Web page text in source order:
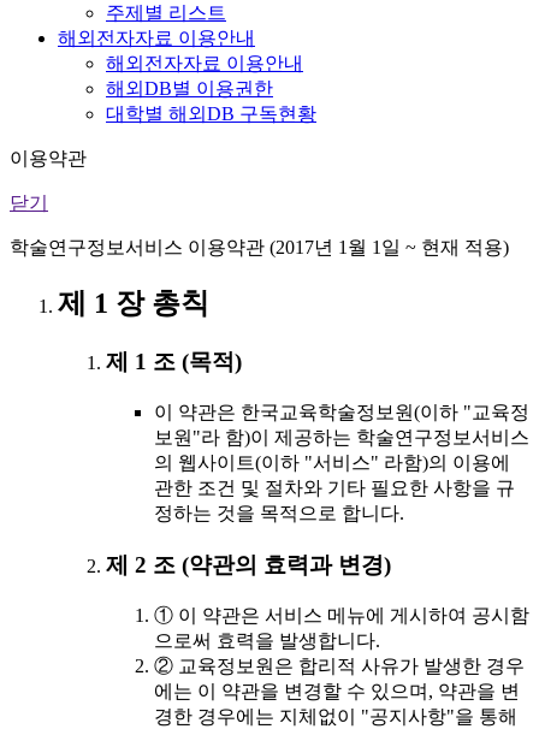
주제별 리스트
해외전자자료 이용안내
해외전자자료 이용안내
해외DB별 이용권한
대학별 해외DB 구독현황
이용약관
닫기
학술연구정보서비스 이용약관 (2017년 1월 1일 ~ 현재 적용)
제 1 장 총칙
제 1 조 (목적)
이 약관은 한국교육학술정보원(이하 "교육정
보원"라 함)이 제공하는 학술연구정보서비스
의 웹사이트(이하 "서비스" 라함)의 이용에
관한 조건 및 절차와 기타 필요한 사항을 규
정하는 것을 목적으로 합니다.
제 2 조 (약관의 효력과 변경)
① 이 약관은 서비스 메뉴에 게시하여 공시함
으로써 효력을 발생합니다.
② 교육정보원은 합리적 사유가 발생한 경우
에는 이 약관을 변경할 수 있으며, 약관을 변
경한 경우에는 지체없이 "공지사항"을 통해